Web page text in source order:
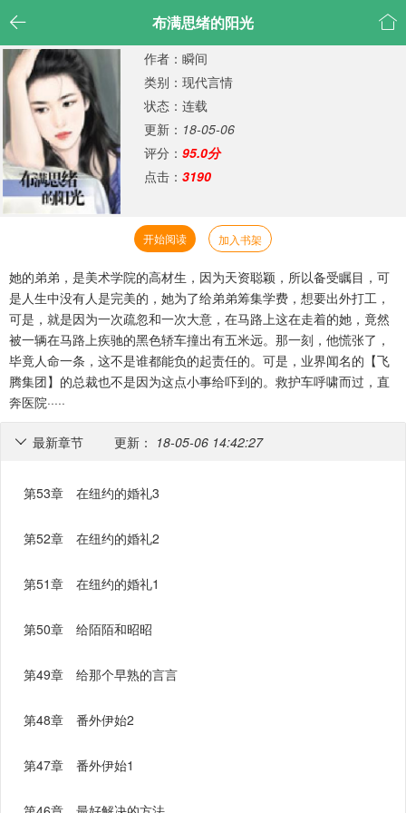
 布满思绪的阳光 
作者：瞬间
类别：现代言情
状态：连载
更新： 18-05-06
评分：95.0分
点击：3190
开始阅读 加入书架
她的弟弟，是美术学院的高材生，因为天资聪颖，所以备受瞩目，可
是人生中没有人是完美的，她为了给弟弟筹集学费，想要出外打工，
可是，就是因为一次疏忽和一次大意，在马路上这在走着的她，竟然
被一辆在马路上疾驰的黑色轿车撞出有五米远。那一刻，他慌张了，
毕竟人命一条，这不是谁都能负的起责任的。可是，业界闻名的【飞
腾集团】的总裁也不是因为这点小事给吓到的。救护车呼啸而过，直
奔医院·····
最新章节 更新： 18-05-06 14:42:27

第53章 在纽约的婚礼3
第52章 在纽约的婚礼2
第51章 在纽约的婚礼1
第50章 给陌陌和昭昭
第49章 给那个早熟的言言
第48章 番外伊始2
第47章 番外伊始1